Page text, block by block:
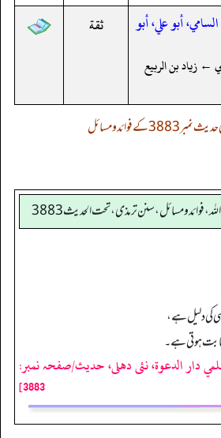
أبو علي، أبو
← زياد بن الربيع
ثقة
کے فوائد و مسائل
فوائد و مسائل، سنن ترمذی، تحت الحديث 3883
کی دلیل ہے،
ہوتی ہے۔
دار الدعوة، نئى دهلى، حدیث/صفحہ نمبر:
3883]